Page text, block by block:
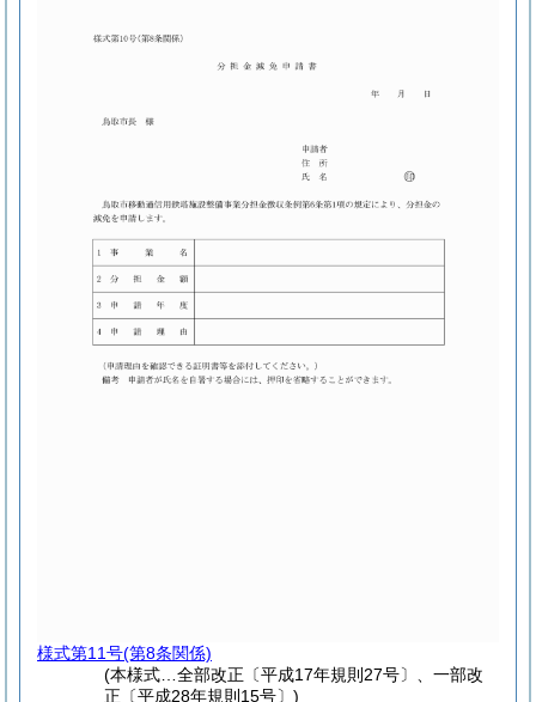
様式第11号(第8条関係)
(本様式…全部改正〔平成17年規則27号〕、一部改
正〔平成28年規則15号〕)